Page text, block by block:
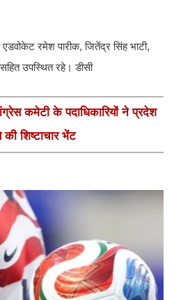
रमेश पारीक, जितेंद्र सिंह भाटी,
उपस्थित रहे। डीसी
कमेटी के पदाधिकारियों ने प्रदेश
की शिष्टाचार भेंट